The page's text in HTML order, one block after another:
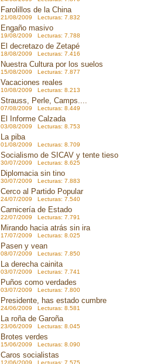
Farolillos de la China
21/08/2009 Lecturas: 7.832
Engaño masivo
19/08/2009 Lecturas: 7.788
El decretazo de Zetapé
18/08/2009 Lecturas: 7.416
Nuestra Cultura por los suelos
15/08/2009 Lecturas: 7.877
Vacaciones reales
10/08/2009 Lecturas: 8.213
Strauss, Perle, Camps....
07/08/2009 Lecturas: 8.449
El Informe Calzada
03/08/2009 Lecturas: 8.753
La piba
01/08/2009 Lecturas: 8.709
Socialismo de SICAV y tente tieso
30/07/2009 Lecturas: 8.625
Diplomacia sin tino
30/07/2009 Lecturas: 7.883
Cerco al Partido Popular
24/07/2009 Lecturas: 7.540
Carnicería de Estado
22/07/2009 Lecturas: 7.791
Mirando hacia atrás sin ira
17/07/2009 Lecturas: 8.025
Pasen y vean
08/07/2009 Lecturas: 7.850
La derecha cainita
03/07/2009 Lecturas: 7.741
Puños como verdades
03/07/2009 Lecturas: 7.800
Presidente, has estado cumbre
24/06/2009 Lecturas: 8.581
La roña de Garoña
23/06/2009 Lecturas: 8.045
Brotes verdes
15/06/2009 Lecturas: 8.090
Caros socialistas
12/06/2009 Lecturas: 7.575